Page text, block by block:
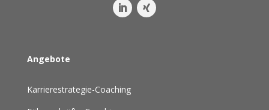
Angebote
Karrierestrategie-Coaching